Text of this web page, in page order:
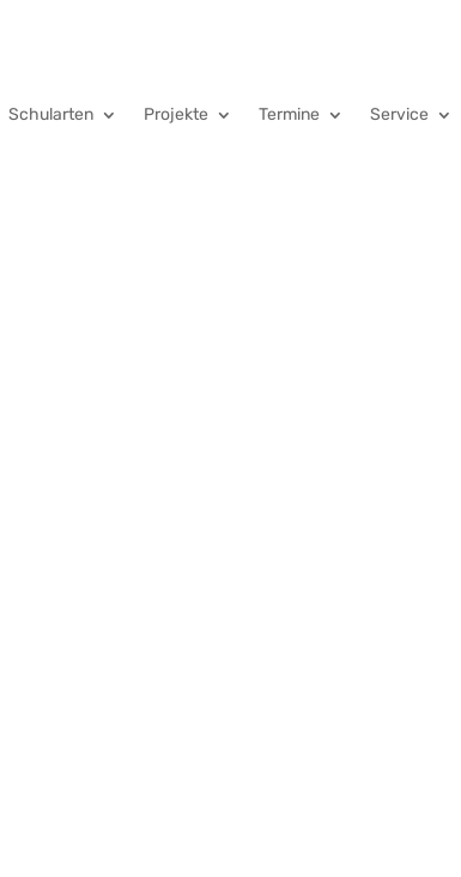
Schularten Projekte Termine Service